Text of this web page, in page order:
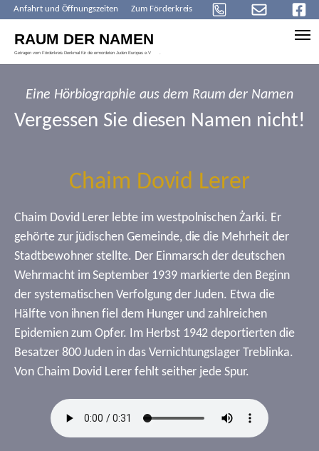
Anfahrt und Öffnungszeiten Zum Förderkreis
Eine Hörbiographie aus dem Raum der Namen
Vergessen Sie diesen Namen nicht!
Chaim Dovid Lerer
Chaim Dovid Lerer lebte im westpolnischen Żarki. Er
gehörte zur jüdischen Gemeinde, die die Mehrheit der
Stadtbewohner stellte. Der Einmarsch der deutschen
Wehrmacht im September 1939 markierte den Beginn
der systematischen Verfolgung der Juden. Etwa die
Hälfte von ihnen fiel dem Hunger und zahlreichen
Epidemien zum Opfer. Im Herbst 1942 deportierten die
Besatzer 800 Juden in das Vernichtungslager Treblinka.
Von Chaim Dovid Lerer fehlt seither jede Spur.